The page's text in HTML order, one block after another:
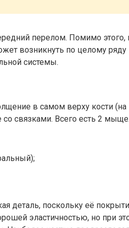
перелом. Помимо
возникнуть по целому ряду
системы.
в самом верху кости
связками. Всего есть 2
деталь, поскольку её
эластичностью, но при